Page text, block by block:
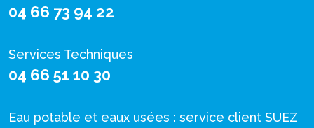
04 66 73 94 22
Services Techniques
04 66 51 10 30
Eau potable et eaux usées : service client SUEZ